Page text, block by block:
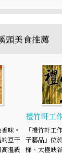
頭美食推薦
味。
豆干
溫殺
禮竹軒工
「禮竹軒工
子藝品」位
梯、太極峽